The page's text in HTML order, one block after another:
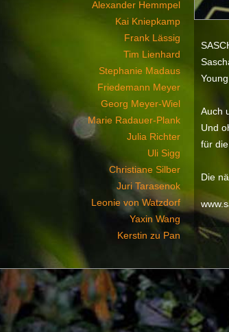
Alexander Hemmpel
Kai Kniepkamp
Frank Lässig
Tim Lienhard
Stephanie Madaus
Friedemann Meyer
Georg Meyer-Wiel
Marie Radauer-Plank
Julia Richter
Uli Sigg
Christiane Silber
Juri Tarasenok
Leonie von Watzdorf
Yaxin Wang
Kerstin zu Pan
Auch
Und
für
Die